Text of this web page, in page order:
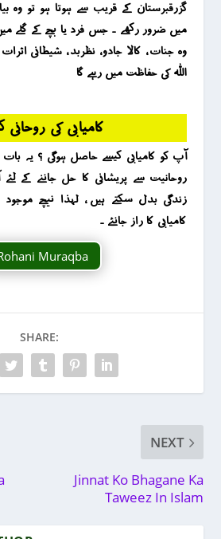
گزرقبرستان کے قریب سے ہوتا ہو تو وہ
میں ضرور رکھے ۔ جس فرد یا بچے کے گلے
وہ جنات ، کالا جادو ، نظربد ، شیطانی
اللہ کی حفاظت میں رہے گا
کامیابی کی روحانی
آپ کو کامیابی کیسے حاصل ہوگی ؟ یہ بات
زندگی بدل سکتے ہیں ، لہذا نیچے
کامیابی کا راز جانئے ۔
Muraqba
SHARE:
NEXT
Jinnat Ko Bhagane Ka
Taweez In Islam